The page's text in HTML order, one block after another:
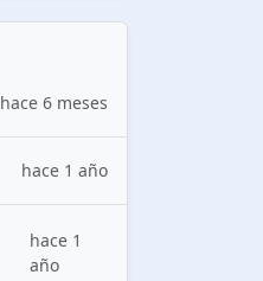
hace 6 meses
hace 1 año
hace 1
año